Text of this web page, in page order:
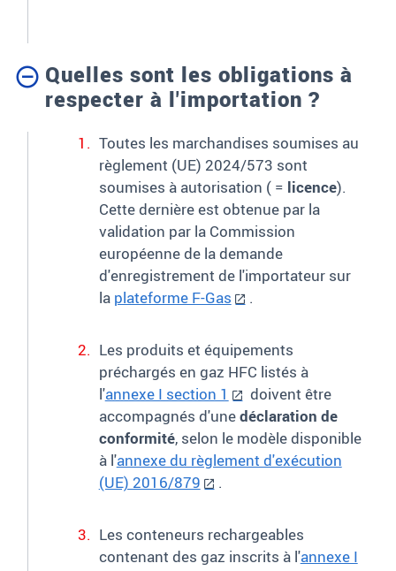
Quelles sont les obligations à
respecter à l'importation ?
Toutes les marchandises soumises au
règlement (UE) 2024/573 sont
soumises à autorisation ( = licence).
Cette dernière est obtenue par la
validation par la Commission
européenne de la demande
d'enregistrement de l'importateur sur
la plateforme F-Gas .
Les produits et équipements
préchargés en gaz HFC listés à
l'annexe I section 1
doivent être
accompagnés d'unedéclaration de
conformité, selon le modèle disponible
à l'annexe du règlement d'exécution
(UE) 2016/879
.
Les conteneurs rechargeables
contenant des gaz inscrits à l'annexe I